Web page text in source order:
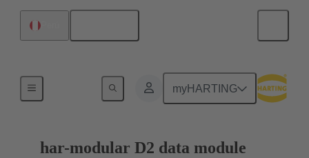
myHARTING
har-modular D2 data module